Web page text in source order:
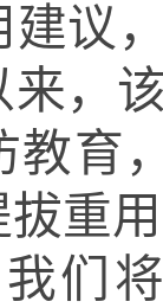
建议
来，
教育
重
们